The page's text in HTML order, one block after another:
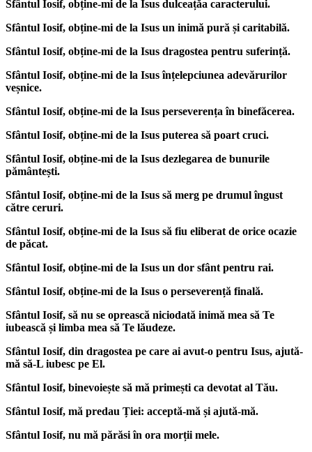
Sfântul Iosif, obține-mi de la Isus dulceațăa caracterului.
Sfântul Iosif, obține-mi de la Isus un inimă pură și caritabilă.
Sfântul Iosif, obține-mi de la Isus dragostea pentru suferință.
Sfântul Iosif, obține-mi de la Isus înțelepciunea adevărurilor
veșnice.
Sfântul Iosif, obține-mi de la Isus perseverența în binefăcerea.
Sfântul Iosif, obține-mi de la Isus puterea să poart cruci.
Sfântul Iosif, obține-mi de la Isus dezlegarea de bunurile
pământești.
Sfântul Iosif, obține-mi de la Isus să merg pe drumul îngust
către ceruri.
Sfântul Iosif, obține-mi de la Isus să fiu eliberat de orice ocazie
de păcat.
Sfântul Iosif, obține-mi de la Isus un dor sfânt pentru rai.
Sfântul Iosif, obține-mi de la Isus o perseverență finală.
Sfântul Iosif, să nu se oprească niciodată inimă mea să Te
iubească și limba mea să Te lăudeze.
Sfântul Iosif, din dragostea pe care ai avut-o pentru Isus, ajută-
mă să-L iubesc pe El.
Sfântul Iosif, binevoiește să mă primești ca devotat al Tău.
Sfântul Iosif, mă predau Ției: acceptă-mă și ajută-mă.
Sfântul Iosif, nu mă părăsi în ora morții mele.